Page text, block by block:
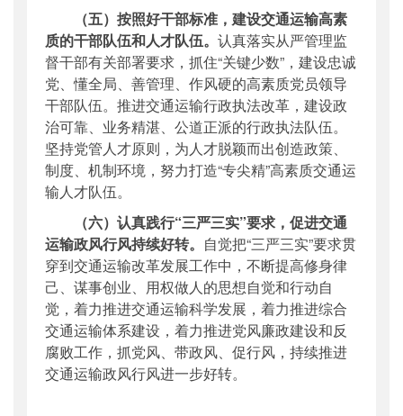
（五）按照好干部标准，建设交通运输高素
质的干部队伍和人才队伍。 认真落实从严管理监
督干部有关部署要求，抓住“关键少数”，建设忠诚
党、懂全局、善管理、作风硬的高素质党员领导
干部队伍。推进交通运输行政执法改革，建设政
治可靠、业务精湛、公道正派的行政执法队伍。
坚持党管人才原则，为人才脱颖而出创造政策、
制度、机制环境，努力打造“专尖精”高素质交通运
输人才队伍。
（六）认真践行“三严三实”要求，促进交通
运输政风行风持续好转。 自觉把“三严三实”要求贯
穿到交通运输改革发展工作中，不断提高修身律
己、谋事创业、用权做人的思想自觉和行动自
觉，着力推进交通运输科学发展，着力推进综合
交通运输体系建设，着力推进党风廉政建设和反
腐败工作，抓党风、带政风、促行风，持续推进
交通运输政风行风进一步好转。